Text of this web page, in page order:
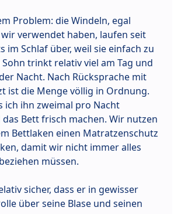
Problem: die Windeln, egal
verwendet haben, laufen seit
im Schlaf über, weil sie einfach zu
trinkt relativ viel am Tag und
Nacht. Nach Rücksprache mit
ist die Menge völlig in Ordnung.
ich ihn zweimal pro Nacht
Bett frisch machen. Wir nutzen
Bettlaken einen Matratzenschutz
damit wir nicht immer alles
müssen.
sicher, dass er in gewisser
über seine Blase und seinen